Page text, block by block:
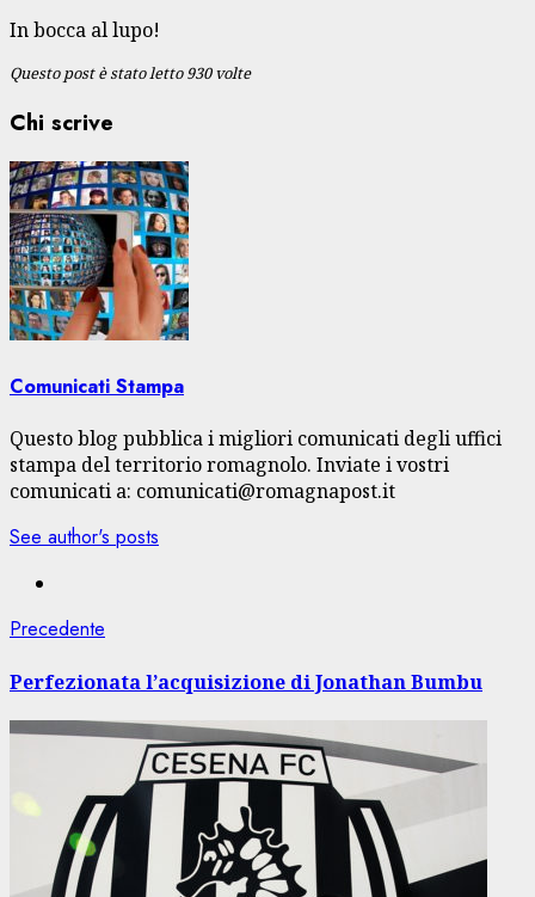
In bocca al lupo!
Questo post è stato letto 930 volte
Chi scrive
Comunicati Stampa
Questo blog pubblica i migliori comunicati degli uffici
stampa del territorio romagnolo. Inviate i vostri
comunicati a: comunicati@romagnapost.it
See author's posts
Navigazione
articolo
Precedente
Perfezionata l’acquisizione di Jonathan Bumbu